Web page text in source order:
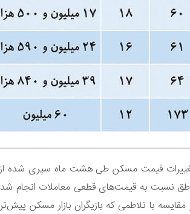
تغییرات قیمت مسکن طی هشت ماه سپری شده